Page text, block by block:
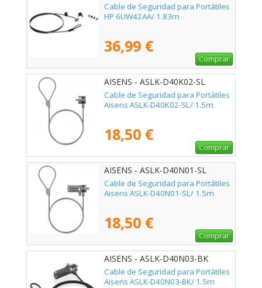
Cable de Seguridad para Portátiles
HP 6UW42AA/ 1.83m
36,99 €
Comprar
AISENS - ASLK-D40K02-SL
Cable de Seguridad para Portátiles
Aisens ASLK-D40K02-SL/ 1.5m
18,50 €
Comprar
AISENS - ASLK-D40N01-SL
Cable de Seguridad para Portátiles
Aisens ASLK-D40N01-SL/ 1.5m
18,50 €
Comprar
AISENS - ASLK-D40N03-BK
Cable de Seguridad para Portátiles
Aisens ASLK-D40N03-BK/ 1.5m